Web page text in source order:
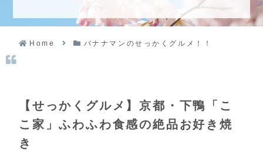
Home バナナマンのせっかくグルメ！！
【せっかくグルメ】京都・下鴨「こ
こ家」ふわふわ食感の絶品お好き焼
き